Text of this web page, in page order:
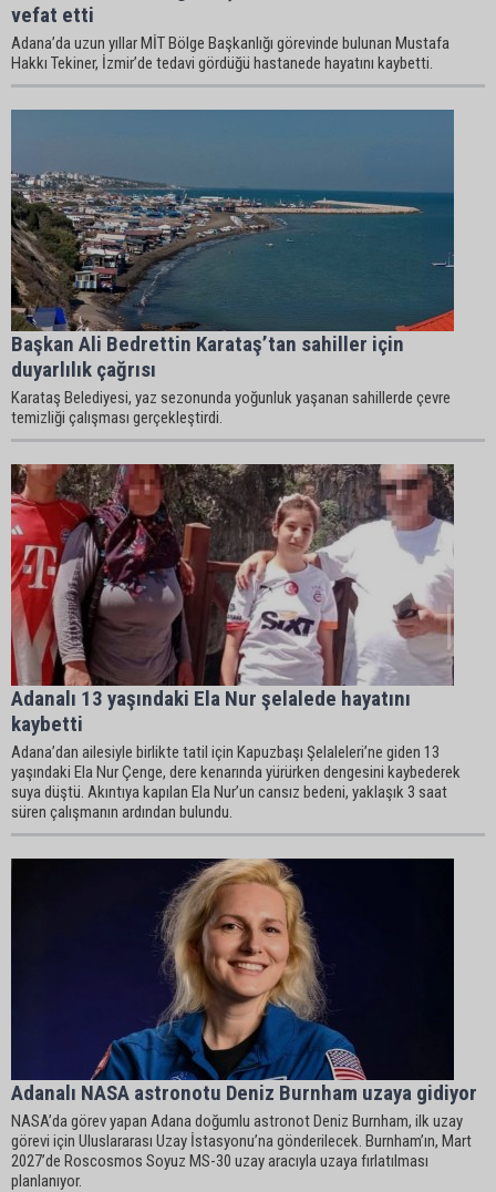
vefat etti
Adana’da uzun yıllar MİT Bölge Başkanlığı görevinde bulunan Mustafa
Hakkı Tekiner, İzmir’de tedavi gördüğü hastanede hayatını kaybetti.
Başkan Ali Bedrettin Karataş’tan sahiller için
duyarlılık çağrısı
Karataş Belediyesi, yaz sezonunda yoğunluk yaşanan sahillerde çevre
temizliği çalışması gerçekleştirdi.
Adanalı 13 yaşındaki Ela Nur şelalede hayatını
kaybetti
Adana’dan ailesiyle birlikte tatil için Kapuzbaşı Şelaleleri’ne giden 13
yaşındaki Ela Nur Çenge, dere kenarında yürürken dengesini kaybederek
suya düştü. Akıntıya kapılan Ela Nur’un cansız bedeni, yaklaşık 3 saat
süren çalışmanın ardından bulundu.
Adanalı NASA astronotu Deniz Burnham uzaya gidiyor
NASA’da görev yapan Adana doğumlu astronot Deniz Burnham, ilk uzay
görevi için Uluslararası Uzay İstasyonu’na gönderilecek. Burnham’ın, Mart
2027’de Roscosmos Soyuz MS-30 uzay aracıyla uzaya fırlatılması
planlanıyor.